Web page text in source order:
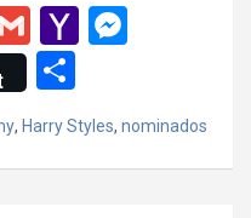
G
m
ail
Y
o
o
n
g
o
m
, Harry Styles, nominados